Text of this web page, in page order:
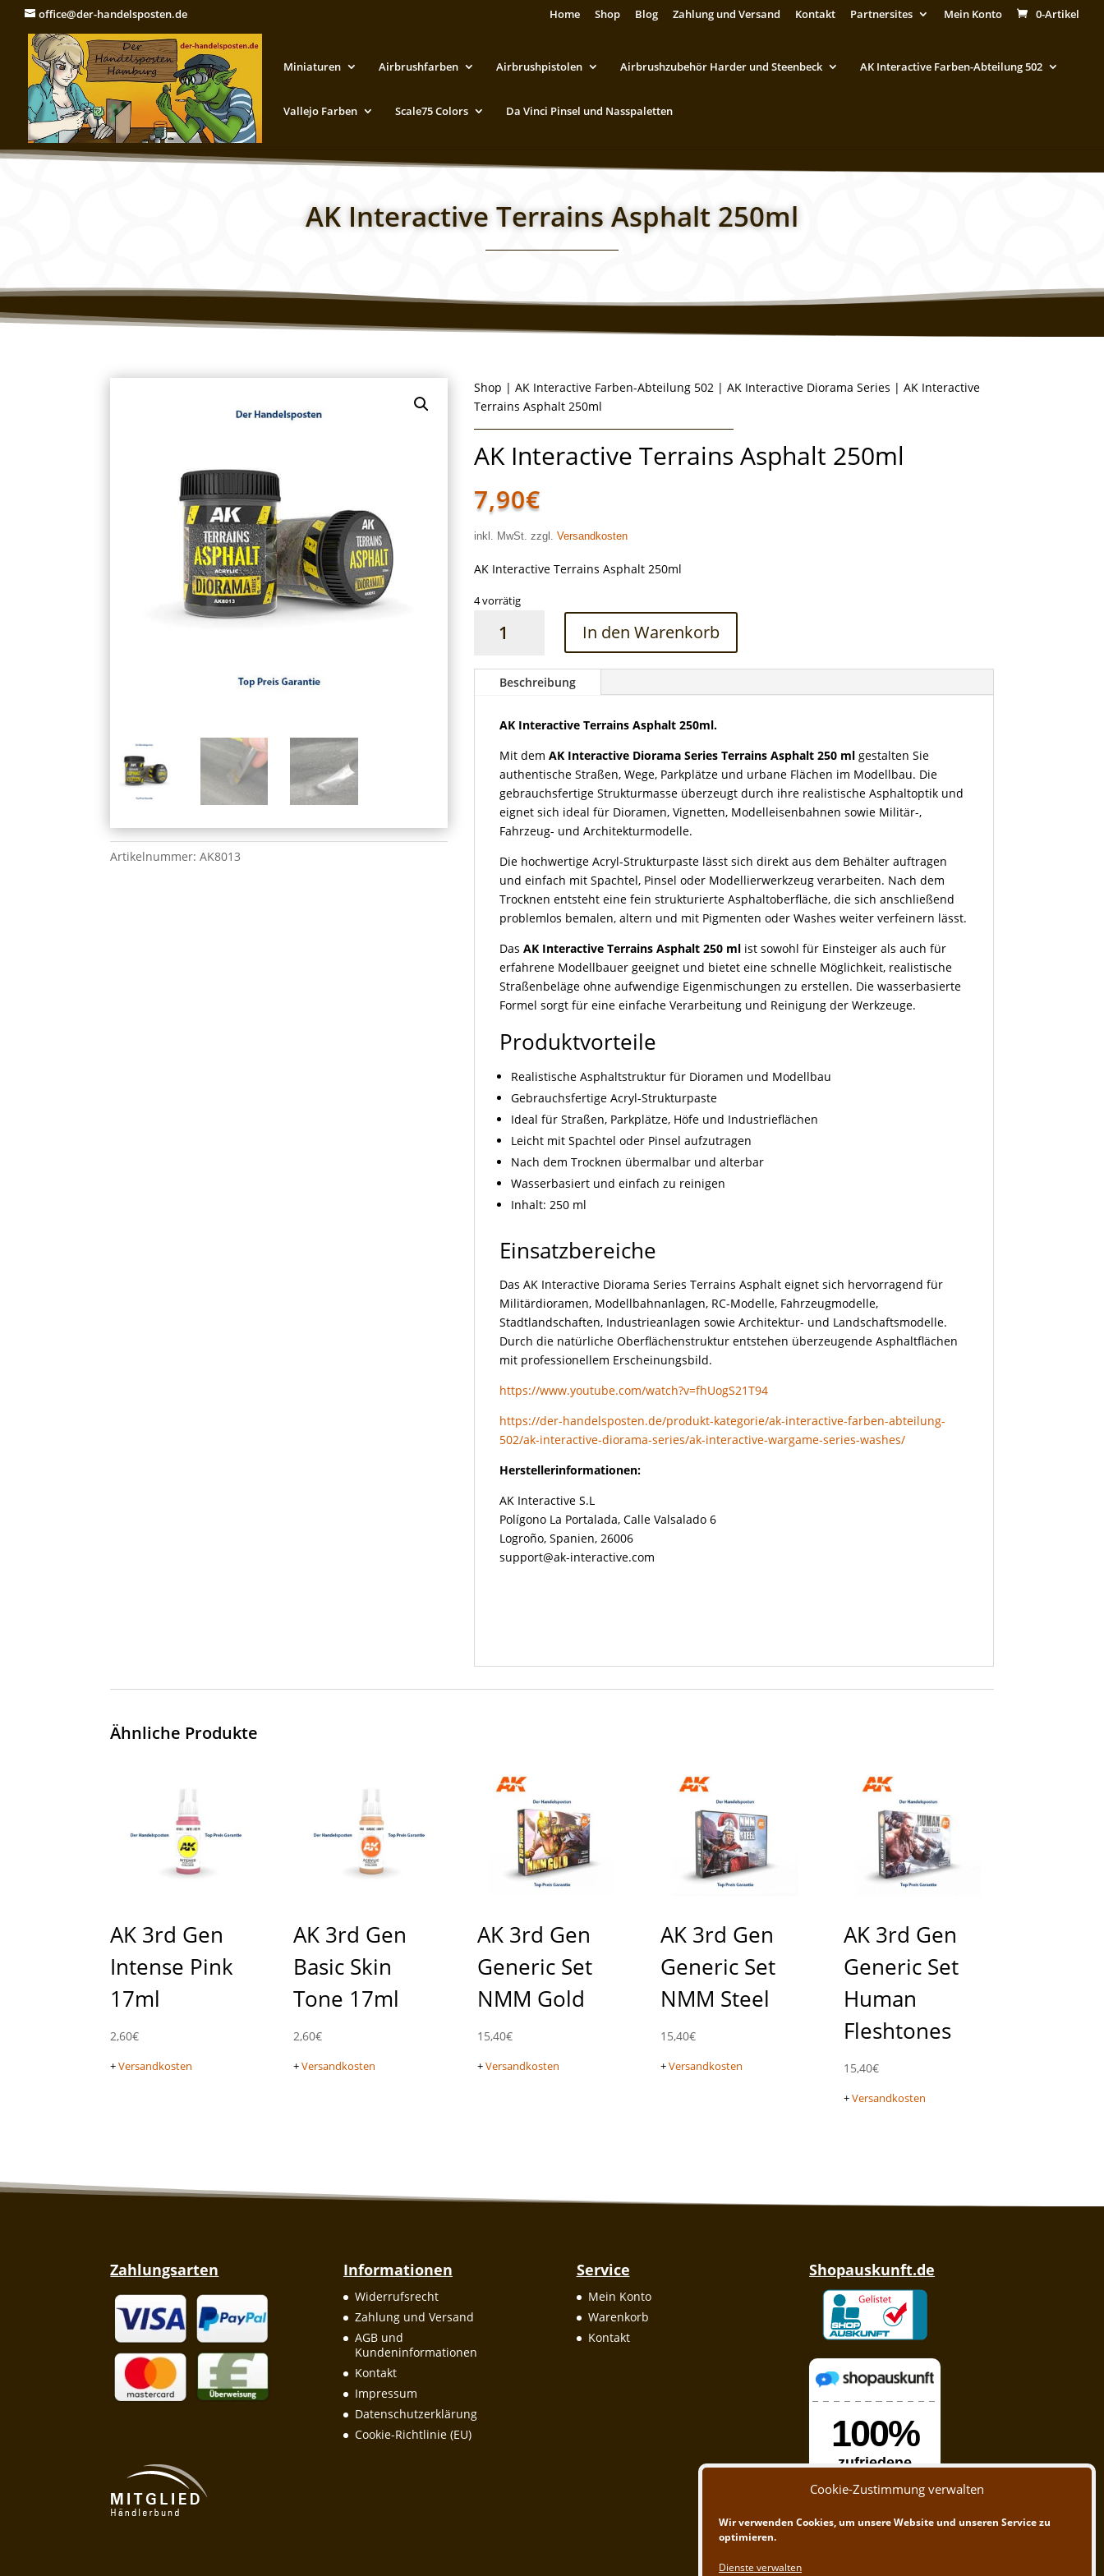
Cookie-Zustimmung verwalten
Wir verwenden Cookies, um unsere Website und unseren Service zu
optimieren.
Dienste verwalten
office@der-handelsposten.de Home Shop Blog Zahlung und Versand Kontakt Partnersites Mein Konto 0-Artikel
Miniaturen Airbrushfarben Airbrushpistolen Airbrushzubehör Harder und Steenbeck AK Interactive Farben-Abteilung 502
Vallejo Farben Scale75 Colors Da Vinci Pinsel und Nasspaletten
AK Interactive Terrains Asphalt 250ml
Artikelnummer:AK8013
Shop |AK Interactive Farben-Abteilung 502 |AK Interactive Diorama Series | AK Interactive
Terrains Asphalt 250ml
AK Interactive Terrains Asphalt 250ml
7,90€
inkl. MwSt. zzgl.Versandkosten
AK Interactive Terrains Asphalt 250ml
4 vorrätig
Interactive
Asphalt
In den Warenkorb
Beschreibung
AK Interactive Terrains Asphalt 250ml.
Mit demAK Interactive Diorama Series Terrains Asphalt 250 ml gestalten Sie
authentische Straßen, Wege, Parkplätze und urbane Flächen im Modellbau. Die
gebrauchsfertige Strukturmasse überzeugt durch ihre realistische Asphaltoptik und
eignet sich ideal für Dioramen, Vignetten, Modelleisenbahnen sowie Militär-,
Fahrzeug- und Architekturmodelle.
Die hochwertige Acryl-Strukturpaste lässt sich direkt aus dem Behälter auftragen
und einfach mit Spachtel, Pinsel oder Modellierwerkzeug verarbeiten. Nach dem
Trocknen entsteht eine fein strukturierte Asphaltoberfläche, die sich anschließend
problemlos bemalen, altern und mit Pigmenten oder Washes weiter verfeinern lässt.
DasAK Interactive Terrains Asphalt 250 ml ist sowohl für Einsteiger als auch für
erfahrene Modellbauer geeignet und bietet eine schnelle Möglichkeit, realistische
Straßenbeläge ohne aufwendige Eigenmischungen zu erstellen. Die wasserbasierte
Formel sorgt für eine einfache Verarbeitung und Reinigung der Werkzeuge.
Produktvorteile
Realistische Asphaltstruktur für Dioramen und Modellbau
Gebrauchsfertige Acryl-Strukturpaste
Ideal für Straßen, Parkplätze, Höfe und Industrieflächen
Leicht mit Spachtel oder Pinsel aufzutragen
Nach dem Trocknen übermalbar und alterbar
Wasserbasiert und einfach zu reinigen
Inhalt: 250 ml
Einsatzbereiche
Das AK Interactive Diorama Series Terrains Asphalt eignet sich hervorragend für
Militärdioramen, Modellbahnanlagen, RC-Modelle, Fahrzeugmodelle,
Stadtlandschaften, Industrieanlagen sowie Architektur- und Landschaftsmodelle.
Durch die natürliche Oberflächenstruktur entstehen überzeugende Asphaltflächen
mit professionellem Erscheinungsbild.
https://www.youtube.com/watch?v=fhUogS21T94
https://der-handelsposten.de/produkt-kategorie/ak-interactive-farben-abteilung-
502/ak-interactive-diorama-series/ak-interactive-wargame-series-washes/
Herstellerinformationen:
AK Interactive S.L
Polígono La Portalada, Calle Valsalado 6
Logroño, Spanien, 26006
support@ak-interactive.com
Ähnliche Produkte
AK 3rd Gen
Intense Pink
17ml
2,60€
+Versandkosten
AK 3rd Gen
Basic Skin
Tone 17ml
2,60€
+Versandkosten
AK 3rd Gen
Generic Set
NMM Gold
15,40€
+Versandkosten
AK 3rd Gen
Generic Set
NMM Steel
15,40€
+Versandkosten
AK 3rd Gen
Generic Set
Human
Fleshtones
15,40€
+Versandkosten
Zahlungsarten Informationen
Widerrufsrecht
Zahlung und Versand
AGB und
Kundeninformationen
Kontakt
Impressum
Datenschutzerklärung
Cookie-Richtlinie (EU)
Service
Mein Konto
Warenkorb
Kontakt
Shopauskunft.de